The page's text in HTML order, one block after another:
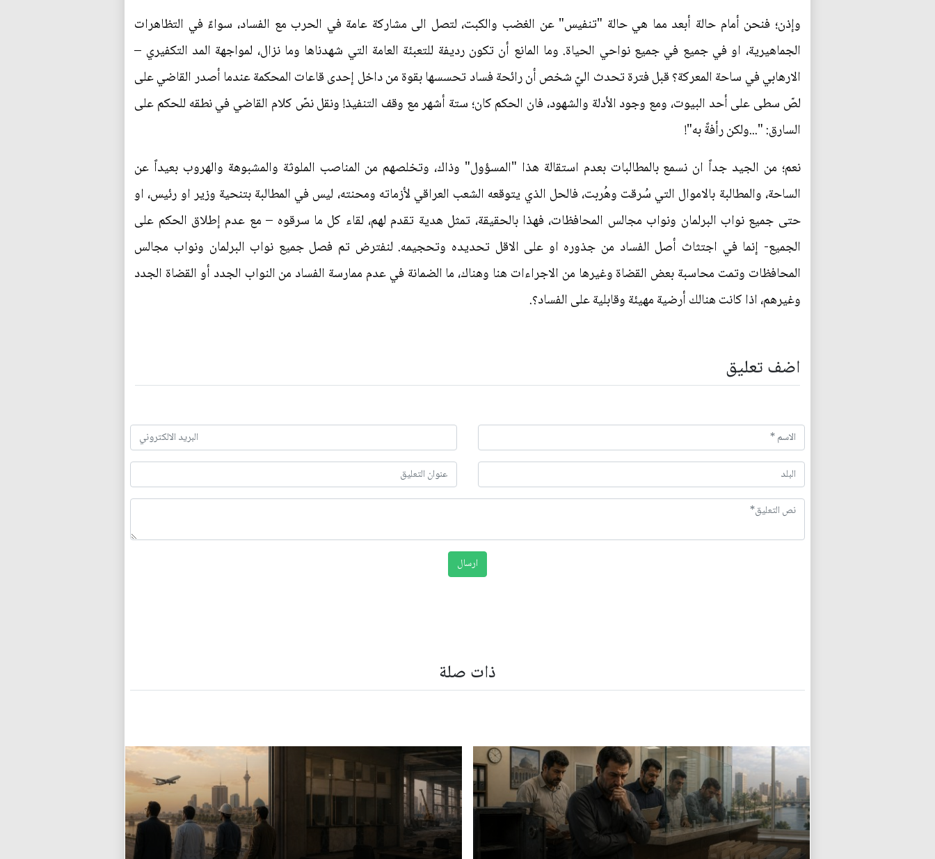
وإذن؛ فنحن أمام حالة أبعد مما هي حالة "تنفيس" عن الغضب والكبت، لتصل الى مشاركة عامة في الحرب مع الفساد، سواءً في التظاهرات
الجماهيرية، او في جميع في جميع نواحي الحياة. وما المانع أن تكون رديفة للتعبئة العامة التي شهدناها وما نزال، لمواجهة المد التكفيري –
الارهابي في ساحة المعركة؟ قبل فترة تحدث اليّ شخص أن رائحة فساد تحسسها بقوة من داخل إحدى قاعات المحكمة عندما أصدر القاضي على
لصّ سطى على أحد البيوت، ومع وجود الأدلة والشهود، فان الحكم كان؛ ستة أشهر مع وقف التنفيذ! ونقل نصّ كلام القاضي في نطقه للحكم على
السارق: "...ولكن رأفةً به"!
نعم؛ من الجيد جداً ان نسمع بالمطالبات بعدم استقالة هذا "المسؤول" وذاك، وتخلصهم من المناصب الملوثة والمشبوهة والهروب بعيداً عن
الساحة، والمطالبة بالاموال التي سُرقت وهُربت، فالحل الذي يتوقعه الشعب العراقي لأزماته ومحنته، ليس في المطالبة بتنحية وزير او رئيس، او
حتى جميع نواب البرلمان ونواب مجالس المحافظات، فهذا بالحقيقة، تمثل هدية تقدم لهم، لقاء كل ما سرقوه – مع عدم إطلاق الحكم على
الجميع- إنما في اجتثاث أصل الفساد من جذوره او على الاقل تحديده وتحجيمه. لنفترض تم فصل جميع نواب البرلمان ونواب مجالس
المحافظات وتمت محاسبة بعض القضاة وغيرها من الاجراءات هنا وهناك، ما الضمانة في عدم ممارسة الفساد من النواب الجدد أو القضاة الجدد
وغيرهم، اذا كانت هنالك أرضية مهيئة وقابلية على الفساد؟.
اضف تعليق
ذات صلة